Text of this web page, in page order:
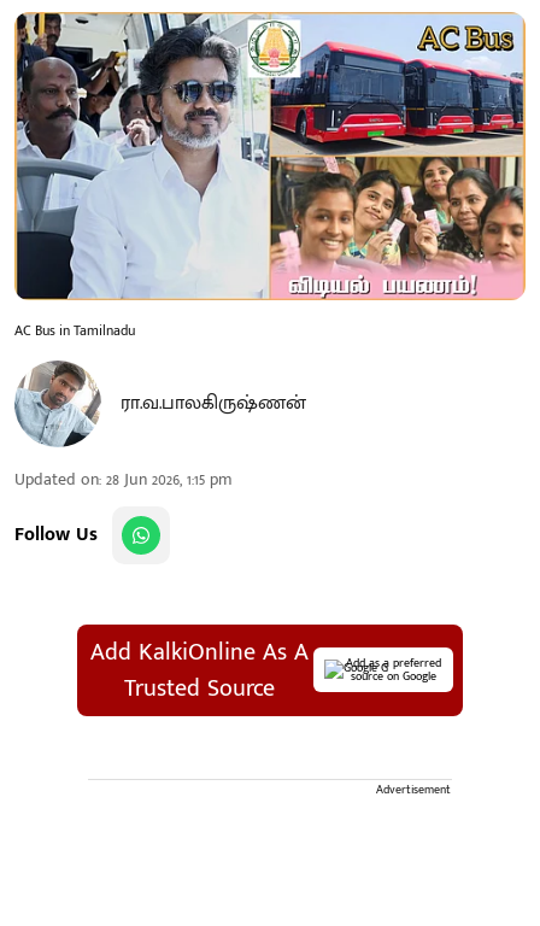
AC Bus in Tamilnadu
ரா.வ.பாலகிருஷ்ணன்
Updated on:28 Jun 2026, 1:15 pm
Follow Us
Add KalkiOnline As A
Trusted Source
Add as a preferred
source on Google
Advertisement